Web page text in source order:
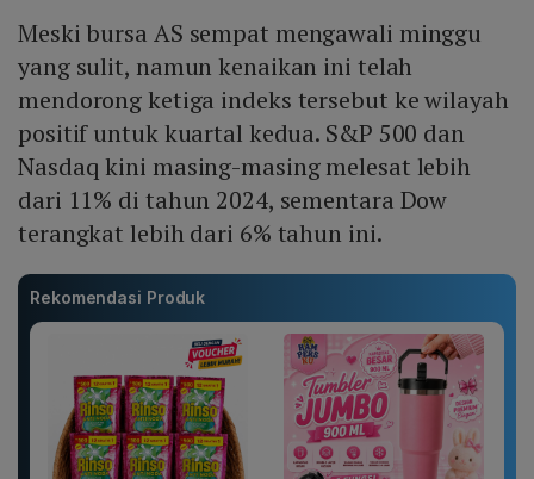
Meski bursa AS sempat mengawali minggu
yang sulit, namun kenaikan ini telah
mendorong ketiga indeks tersebut ke wilayah
positif untuk kuartal kedua. S&P 500 dan
Nasdaq kini masing-masing melesat lebih
dari 11% di tahun 2024, sementara Dow
terangkat lebih dari 6% tahun ini.
Rekomendasi Produk